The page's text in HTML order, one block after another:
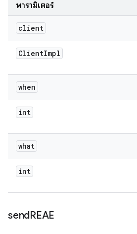
พารามิเตอร์
client
ClientImpl
when
int
what
int
sendREAE